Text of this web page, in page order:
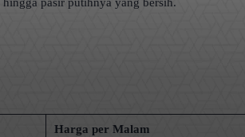
Harga per Malam